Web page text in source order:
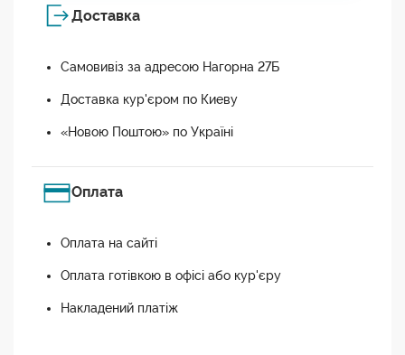
Доставка
Самовивіз за адресою Нагорна 27Б
Доставка кур'єром по Киеву
«Новою Поштою» по Україні
Оплата
Оплата на сайті
Оплата готівкою в офісі або кур'єру
Накладений платіж